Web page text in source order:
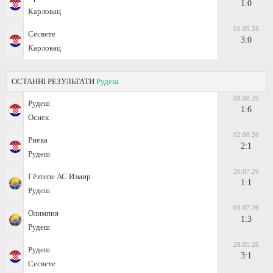
Карловац
1:0
Сесвете
Карловац
01.05.26
3:0
ОСТАННІ РЕЗУЛЬТАТИ Рудеш
Рудеш
Осиек
08.08.26
1:6
Риека
Рудеш
02.08.26
2:1
Гёзтепе АС Измир
Рудеш
26.07.26
1:1
Олимпия
Рудеш
05.07.26
1:3
Рудеш
Сесвете
29.05.26
3:1